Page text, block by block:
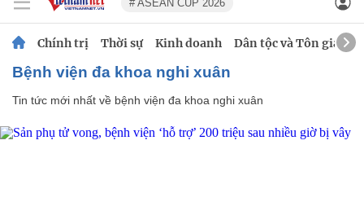
# ASEAN CUP 2026
Chính trị Thời sự Kinh doanh Dân tộc và Tôn giáo
bệnh viện đa khoa nghi xuân
Tin tức mới nhất về bệnh viện đa khoa nghi xuân